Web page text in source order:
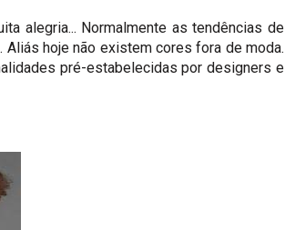
alegria... Normalmente as tendências de
hoje não existem cores fora de moda.
pré-estabelecidas por designers e